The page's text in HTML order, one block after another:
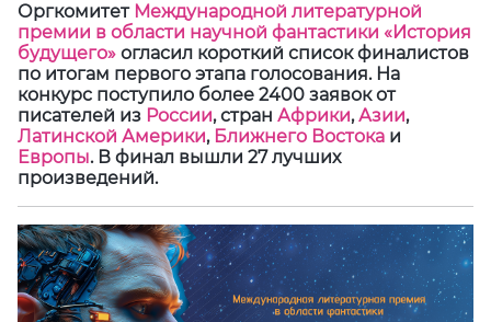
Оргкомитет Международной литературной
премии в области научной фантастики «История
будущего» огласил короткий список финалистов
по итогам первого этапа голосования. На
конкурс поступило более 2400 заявок от
писателей из России, стран Африки,Азии,
Латинской Америки, Ближнего Востока и
Европы. В финал вышли 27 лучших
произведений.